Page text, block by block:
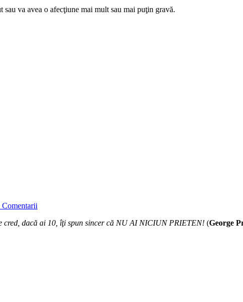
sau va avea o afecţiune mai mult sau mai puţin gravă.
Comentarii
cred, dacă ai 10, îţi spun sincer că NU AI NICIUN PRIETEN! (George